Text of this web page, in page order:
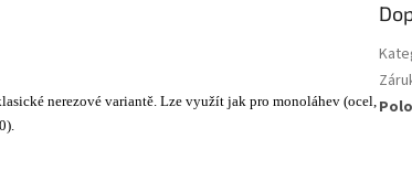
nerezové variantě. Lze využít jak pro monoláhev (ocel,